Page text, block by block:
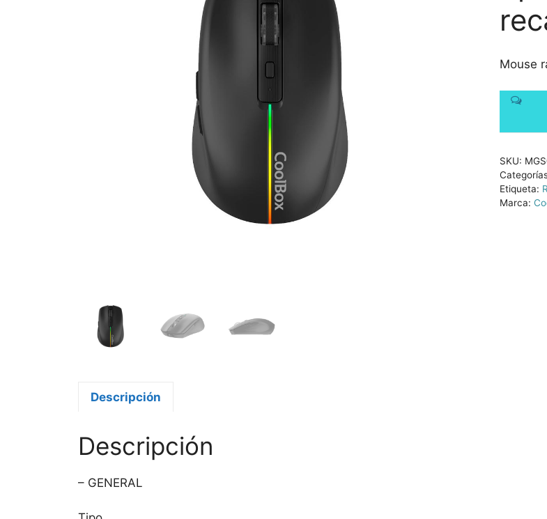
Mouse
SKU:
Etiqueta:
Marca:
Descripción
Descripción
– GENERAL